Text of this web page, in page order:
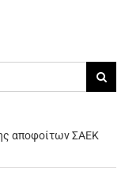
αποφοίτων ΣΑΕΚ